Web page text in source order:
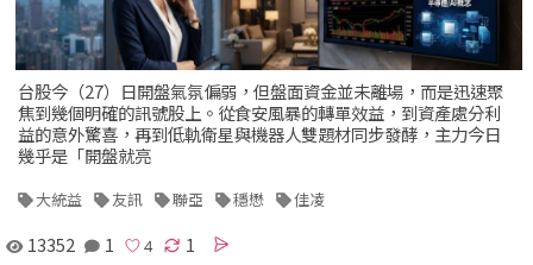
台股今（27）日開盤氣氛偏弱，但盤面資金並未離場，而是迅速聚
焦到幾個明確的訊號股上。從食安風暴的轉單效益，到資產處分利
益的意外驚喜，再到低軌衛星與機器人雙題材同步發酵，主力今日
幾乎是「開盤就亮
大統益 友訊 聯亞 穩懋 佳凌
13352 1 1